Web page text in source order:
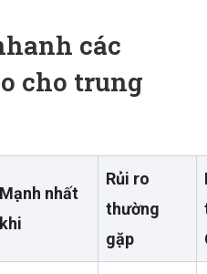
các
cho trung
Mạnh nhất
khi
Rủi ro
thường
gặp